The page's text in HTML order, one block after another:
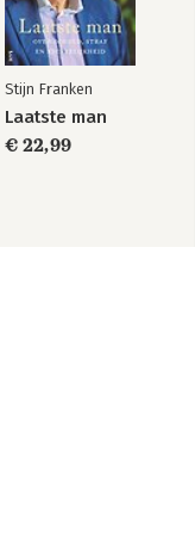
Stijn Franken
Laatste man
€ 22,99